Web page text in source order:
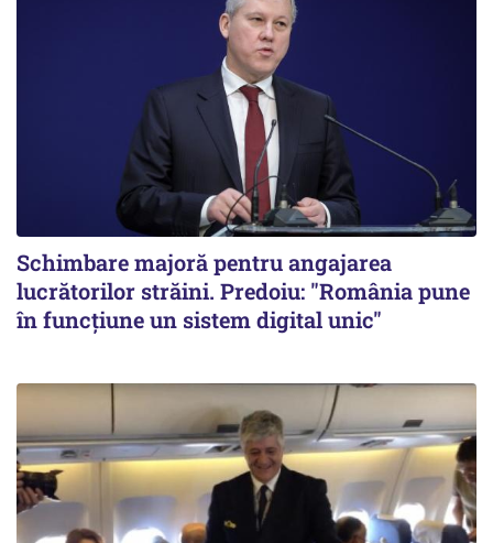
Schimbare majoră pentru angajarea
lucrătorilor străini. Predoiu: "România pune
în funcțiune un sistem digital unic"